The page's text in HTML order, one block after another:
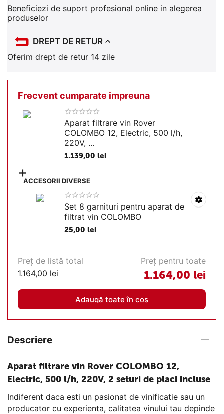
Beneficiezi de suport profesional online in alegerea
produselor
DREPT DE RETUR
Oferim drept de retur 14 zile
Frecvent cumparate impreuna
Aparat filtrare vin Rover
COLOMBO 12, Electric, 500 l/h,
220V, ...
1.139,00 lei
+ACCESORII DIVERSE
Set 8 garnituri pentru aparat de
filtrat vin COLOMBO
25,00 lei
Preț de listă total
1.164,00 lei
Preț pentru toate
1.164,00 lei
Adaugă toate în coș
Descriere
Aparat filtrare vin Rover COLOMBO 12,
Electric, 500 l/h, 220V, 2 seturi de placi incluse
Indiferent daca esti un pasionat de vinificatie sau un
producator cu experienta, calitatea vinului tau depinde